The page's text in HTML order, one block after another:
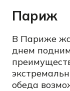
Париж
В Париже
днем
обеда